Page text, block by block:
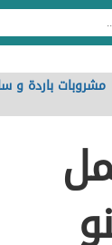
مشروبات باردة و